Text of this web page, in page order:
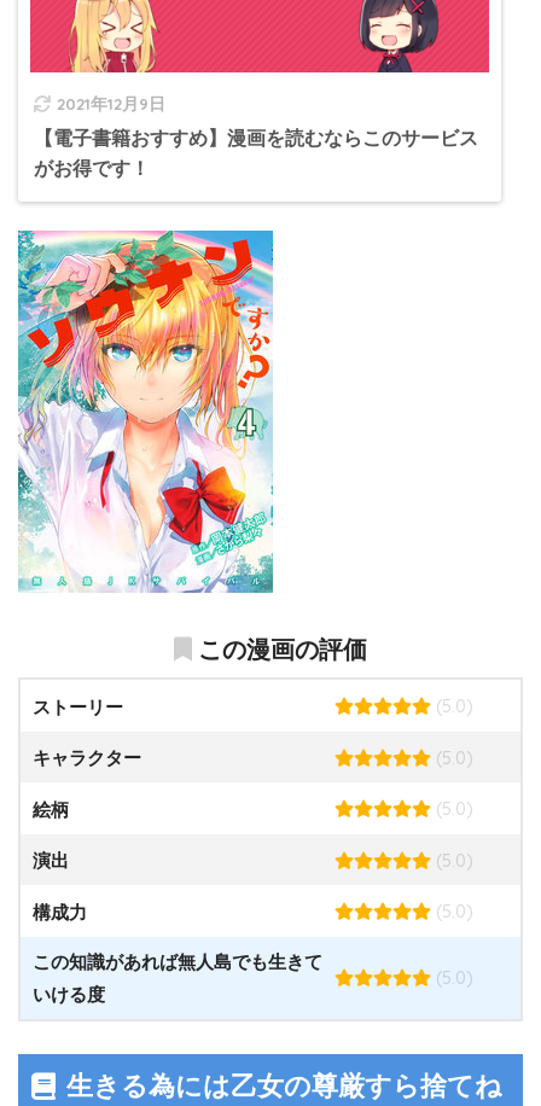
2021年12月9日
【電子書籍おすすめ】漫画を読むならこのサービス
がお得です！
この漫画の評価
ストーリー (5.0)
キャラクター (5.0)
絵柄 (5.0)
演出 (5.0)
構成力 (5.0)
この知識があれば無人島でも生きて
いける度
(5.0)
生きる為には乙女の尊厳すら捨てね